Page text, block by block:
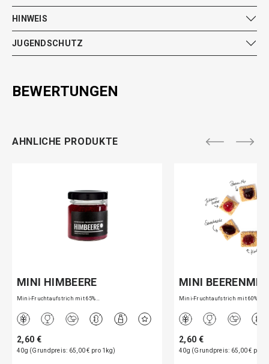
HINWEIS
JUGENDSCHUTZ
BEWERTUNGEN
AHNLICHE PRODUKTE
MINI HIMBEERE
Mini-Fruchtaufstrich mit 65%…
2,60 €
40g (Grundpreis: 65,00 € pro 1kg)
MINI BEERENMIX
Mini-Fruchtaufstrich mit 60%…
2,60 €
40g (Grundpreis: 65,00 € pro